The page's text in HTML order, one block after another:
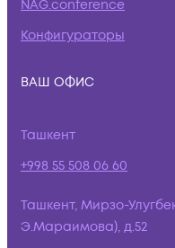
NAG.conference
Конфигураторы
ВАШ ОФИС
Ташкент
+998 55 508 06 60
Ташкент, Мирзо-
Э.Мараимова), д.52